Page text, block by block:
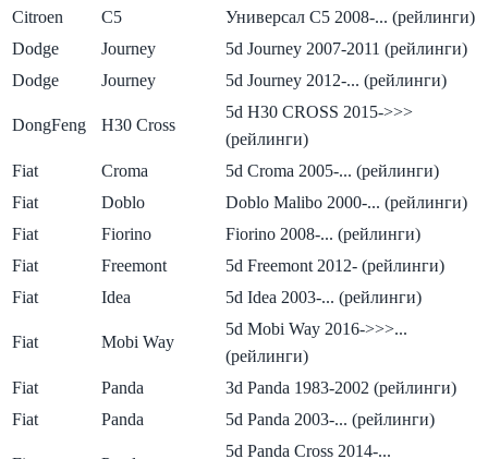
Citroen
C5
Универсал C5 2008-... (рейлинги)
Dodge
Journey
5d Journey 2007-2011 (рейлинги)
Dodge
Journey 5d Journey 2012-... (рейлинги)
DongFeng H30 Cross
5d H30 CROSS 2015->>>
(рейлинги)
Fiat
Croma
5d Croma 2005-... (рейлинги)
Fiat
Doblo
Doblo Malibo 2000-... (рейлинги)
Fiat
Fiorino
Fiorino 2008-... (рейлинги)
Fiat
Freemont
5d Freemont 2012- (рейлинги)
Fiat
Idea 5d Idea 2003-... (рейлинги)
Fiat Mobi Way
5d Mobi Way 2016->>>...
(рейлинги)
Fiat
Panda
3d Panda 1983-2002 (рейлинги)
Fiat
Panda 5d Panda 2003-... (рейлинги)
5d Panda Cross 2014-...